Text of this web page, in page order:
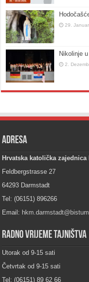
29.
Nikolinje
2.
Adresa
Hrvatska katolička zajednica
Feldbergstrasse 27
64293 Darmstadt
Tel: (06151) 896266
Email:
Radno vrijeme tajništva
Utorak od 9-15 sati
Četvrtak od 9-15 sati
Tel: (06151) 89 62 66